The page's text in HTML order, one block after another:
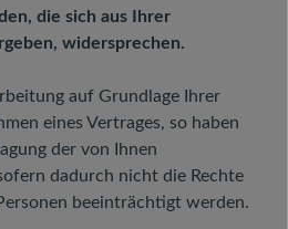
die sich aus Ihrer
widersprechen.
auf Grundlage Ihrer
eines Vertrages, so haben
der von Ihnen
dadurch nicht die Rechte
beeinträchtigt werden.